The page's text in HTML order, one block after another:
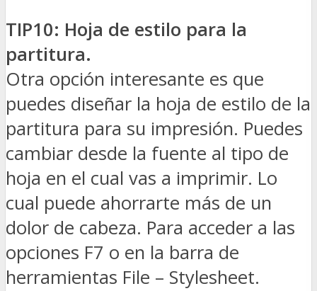
TIP10: Hoja de estilo para la
partitura.
Otra opción interesante es que
puedes diseñar la hoja de estilo de la
partitura para su impresión. Puedes
cambiar desde la fuente al tipo de
hoja en el cual vas a imprimir. Lo
cual puede ahorrarte más de un
dolor de cabeza. Para acceder a las
opciones F7 o en la barra de
herramientas File – Stylesheet.